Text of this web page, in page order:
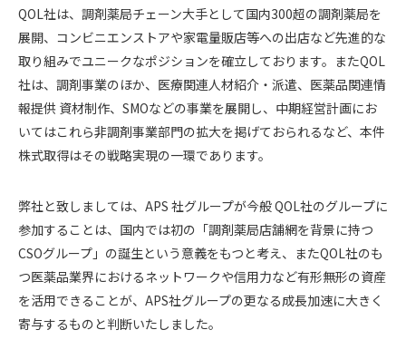
QOL社は、調剤薬局チェーン大手として国内300超の調剤薬局を
展開、コンビニエンストアや家電量販店等への出店など先進的な
取り組みでユニークなポジションを確立しております。またQOL
社は、調剤事業のほか、医療関連人材紹介・派遣、医薬品関連情
報提供 資材制作、SMOなどの事業を展開し、中期経営計画にお
いてはこれら非調剤事業部門の拡大を掲げておられるなど、本件
株式取得はその戦略実現の一環であります。
弊社と致しましては、APS 社グループが今般 QOL社のグループに
参加することは、国内では初の「調剤薬局店舗網を背景に持つ
CSOグループ」の誕生という意義をもつと考え、またQOL社のも
つ医薬品業界におけるネットワークや信用力など有形無形の資産
を活用できることが、APS社グループの更なる成長加速に大きく
寄与するものと判断いたしました。